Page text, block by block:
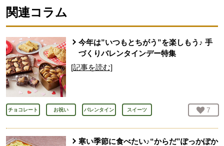
関連コラム
今年は”いつもとちがう”を楽しもう♪ 手
づくりバレンタインデー特集
[記事を読む]
チョコレート お祝い バレンタイン スイーツ お気
7
寒い季節に食べたい♪“からだ”ぽっかぽか